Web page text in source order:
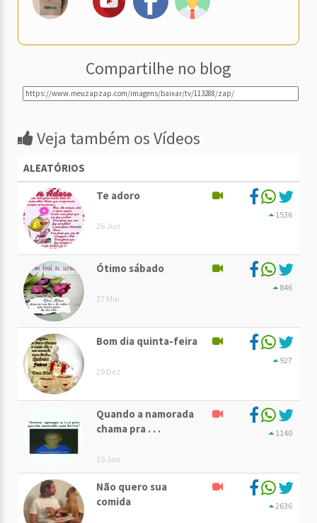
Compartilhe no blog
Veja também os Vídeos
ALEATÓRIOS
Te adoro
26 Jun
1536
Ótimo sábado
27 Mai
846
Bom dia quinta-feira
29 Dez
927
Quando a namorada
chama pra . . .
19 Jan
1140
Não quero sua
comida
2636